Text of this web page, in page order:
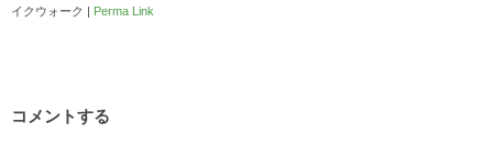
イクウォーク | Perma Link
コメントする